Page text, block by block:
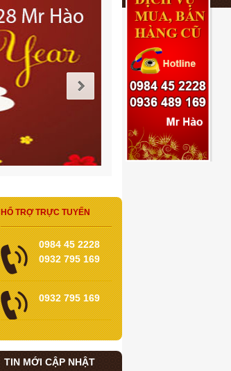
HỔ TRỢ TRỰC TUYẾN
0984 45 2228
0932 795 169
0932 795 169
TIN MỚI CẬP NHẬT